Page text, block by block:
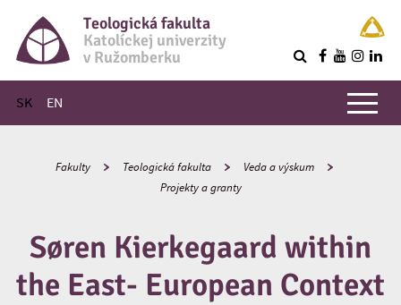
Teologická fakulta
Katolíckej univerzity
v Ružomberku
SK EN
Hlavné menu
Fakulty Teologická fakulta
Veda a výskum
Projekty a granty
Søren Kierkegaard within
the East- European Context